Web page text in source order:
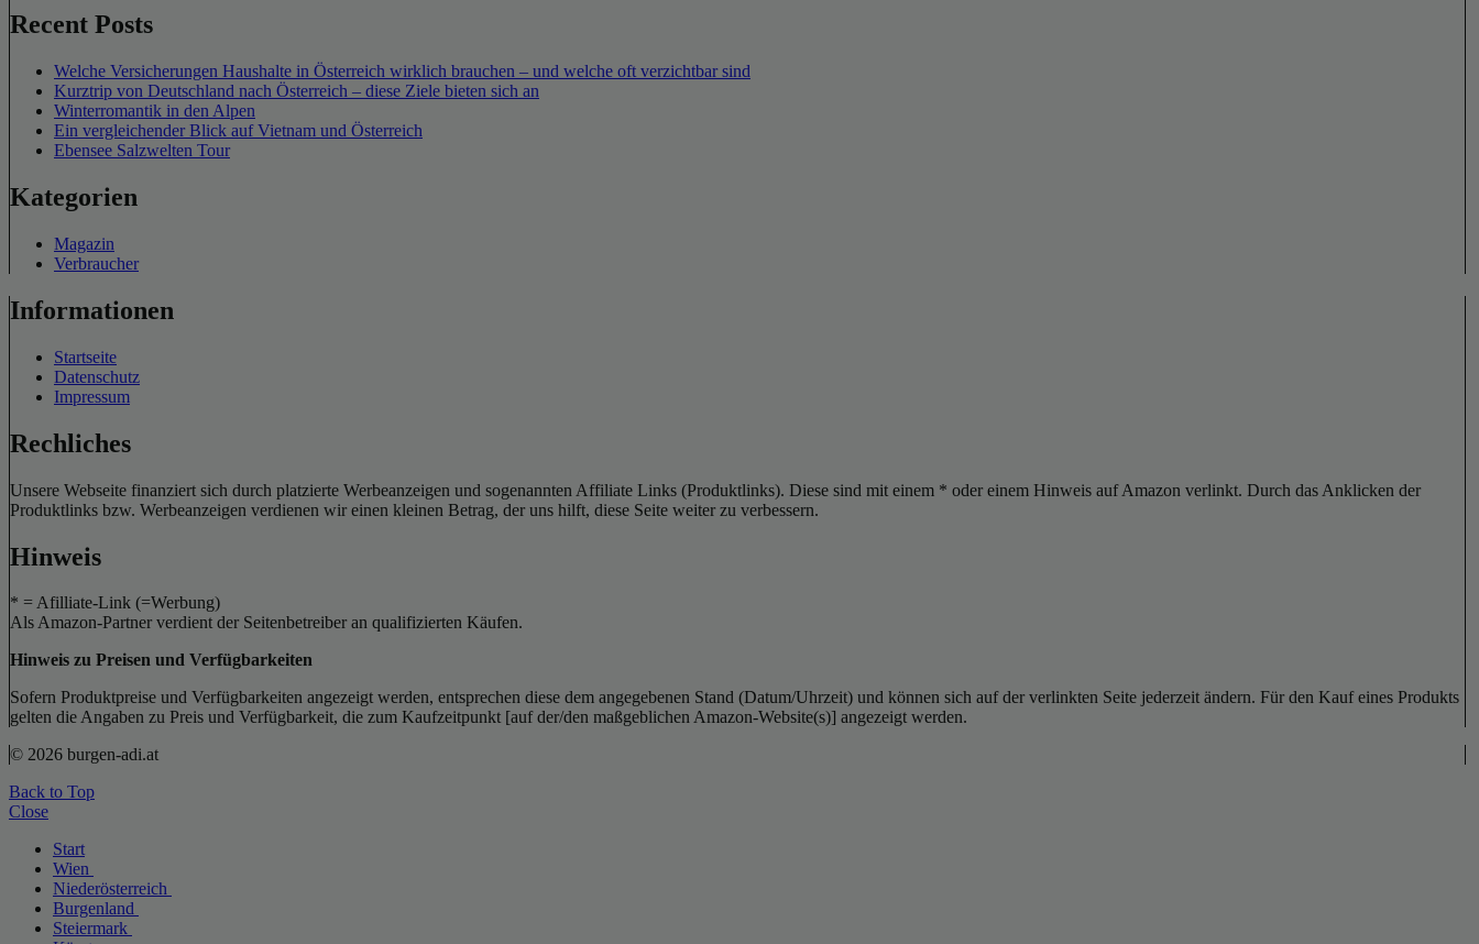
Recent Posts
Welche Versicherungen Haushalte in Österreich wirklich brauchen – und welche oft verzichtbar sind
Kurztrip von Deutschland nach Österreich – diese Ziele bieten sich an
Winterromantik in den Alpen
Ein vergleichender Blick auf Vietnam und Österreich
Ebensee Salzwelten Tour
Kategorien
Magazin
Verbraucher
Informationen
Startseite
Datenschutz
Impressum
Rechliches
Unsere Webseite finanziert sich durch platzierte Werbeanzeigen und sogenannten Affiliate Links (Produktlinks). Diese sind mit einem * oder einem Hinweis auf Amazon verlinkt. Durch das Anklicken der
Produktlinks bzw. Werbeanzeigen verdienen wir einen kleinen Betrag, der uns hilft, diese Seite weiter zu verbessern.
Hinweis
* = Afilliate-Link (=Werbung)
Als Amazon-Partner verdient der Seitenbetreiber an qualifizierten Käufen.
Hinweis zu Preisen und Verfügbarkeiten
Sofern Produktpreise und Verfügbarkeiten angezeigt werden, entsprechen diese dem angegebenen Stand (Datum/Uhrzeit) und können sich auf der verlinkten Seite jederzeit ändern. Für den Kauf eines Produkts
gelten die Angaben zu Preis und Verfügbarkeit, die zum Kaufzeitpunkt [auf der/den maßgeblichen Amazon-Website(s)] angezeigt werden.
© 2026 burgen-adi.at
Back to Top
Close
Start
Wien
Niederösterreich
Burgenland
Steiermark